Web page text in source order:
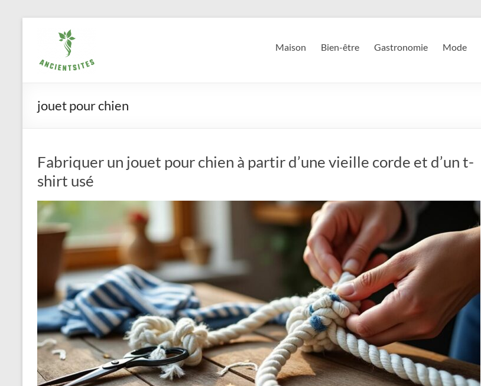
ancientsites.eu Maison Bien-être Gastronomie Mode
jouet pour chien
Fabriquer un jouet pour chien à partir d’une vieille corde et d’un t-
shirt usé